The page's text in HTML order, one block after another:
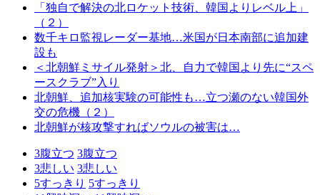
「独自で解決の北ロケット技術、韓国よりレベル上」
（２）
数千キロ監視レーダー基地…米国が日本南部に追加建
設も
＜北朝鮮ミサイル発射＞北、自力で韓国より先に“スペ
ースクラブ”入り
北朝鮮、追加核実験の可能性も…立つ瀬のない韓国外
交の危機（２）
北朝鮮が核攻撃すればソウルの被害は…
3腹立つ 3腹立つ
3悲しい 3悲しい
5すっきり 5すっきり